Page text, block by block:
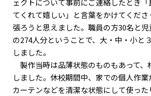
ェクトについて事前にご連絡したとき
てくれて嬉しい」と言葉をかけてくだ
張ろうと思えました。職員の方30名と
の274人分ということで、大・中・小と
しました。
製作当時は品薄状態のものもあって、
しました。休校期間中、家での個人作
カーテンなどを清潔な状態にして使っ